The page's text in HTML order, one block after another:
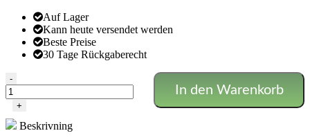
Auf Lager
Kann heute versendet werden
Beste Preise
30 Tage Rückgaberecht
LUMATEK
–
Zeus
Pro
-
+
In den Warenkorb
Beskrivning